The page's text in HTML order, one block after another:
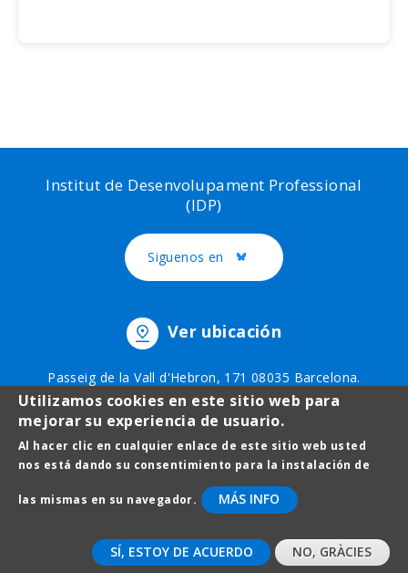
Institut de Desenvolupament Professional
(IDP)
Siguenos en Twitter
Ver ubicación
Passeig de la Vall d'Hebron, 171 08035 Barcelona.
Teléfono: 93 403 51 75
Menú
al
Avís legal
Protecció de dades
Contacto
Utilizamos cookies en este sitio web para
mejorar su experiencia de usuario.
Al hacer clic en cualquier enlace de este sitio web usted
nos está dando su consentimiento para la instalación de
las mismas en su navegador. MÁS INFO
SÍ, ESTOY DE ACUERDO NO, GRÀCIES